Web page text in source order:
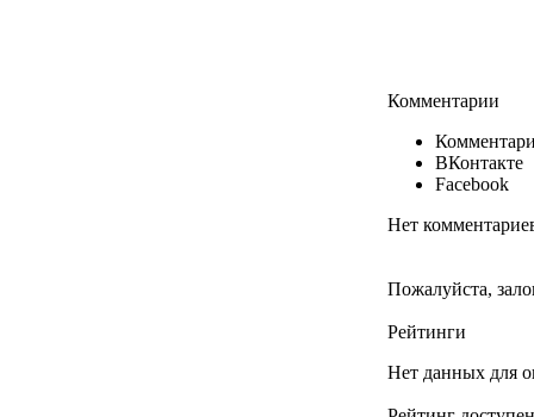
Комментарии
ВКонтакте
Facebook
Нет
Пожалуйста,
Рейтинги
Нет данных для